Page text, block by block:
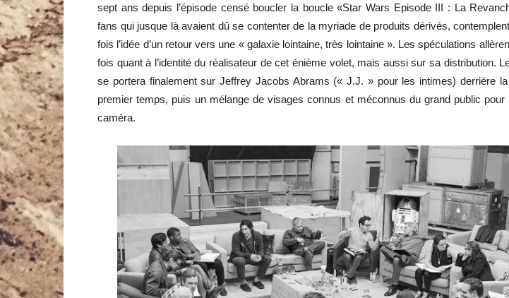
sept ans depuis l’épisode censé boucler la boucle «Star Wars Episode III : La
fans qui jusque là avaient dû se contenter de la myriade de produits dérivés,
fois l’idée d’un retour vers une « galaxie lointaine, très lointaine ». Les spéculations
fois quant à l’identité du réalisateur de cet énième volet, mais aussi sur sa distribution.
se portera finalement sur Jeffrey Jacobs Abrams (« J.J. » pour les intimes) derrière
premier temps, puis un mélange de visages connus et méconnus du grand public pour
caméra.